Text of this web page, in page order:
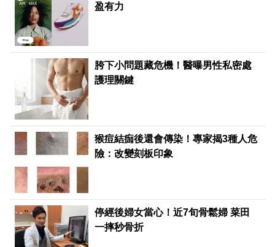
盈有力
胯下小問題藏危機！醫曝男性私密處
護理關鍵
猴痘結痂後還會傳染！專家揭3種人危
險：改變刻板印象
停經後婦女當心！近7旬骨鬆婦 菜田
一摔秒骨折